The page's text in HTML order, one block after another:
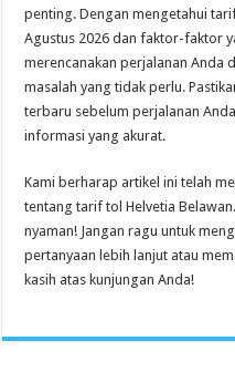
penting. Dengan mengetahui
Agustus 2026 dan faktor-faktor
merencanakan perjalanan Anda
masalah yang tidak perlu.
terbaru sebelum perjalanan
informasi yang akurat.
Kami berharap artikel ini telah
tentang tarif tol Helvetia
nyaman! Jangan ragu untuk
pertanyaan lebih lanjut atau
kasih atas kunjungan Anda!